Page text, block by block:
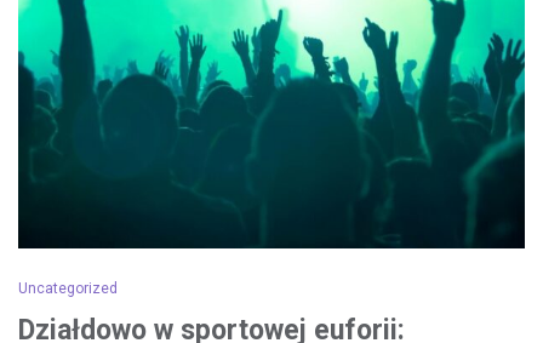
Uncategorized
Działdowo w sportowej euforii: